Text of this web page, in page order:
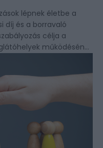
lépnek életbe a
díj és a borravaló
célja a
működésének